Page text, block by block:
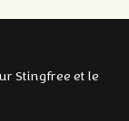
Stingfree et le